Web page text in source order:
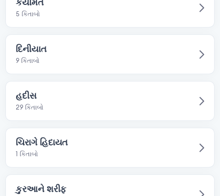
કયામત
5 કિતાબો
દિનીયાત
9 કિતાબો
હદીસ
29 કિતાબો
ચિરાગે હિદાયત
1 કિતાબો
કુરઆને શરીફ